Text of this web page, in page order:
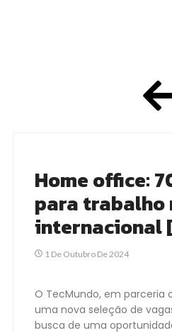
Home office:
para trabalho
internacional
1 De Outubro De 2024
O TecMundo, em parceria
uma nova seleção de
busca de uma